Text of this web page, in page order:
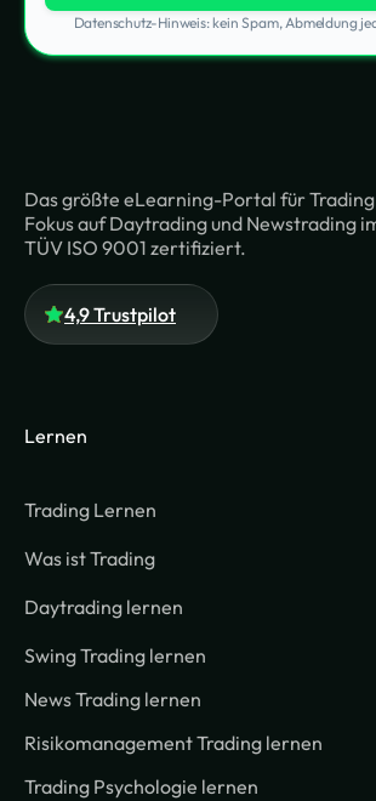
Datenschutz-Hinweis: kein Spam, Abmeldung
Das größte eLearning-Portal für
Fokus auf Daytrading und Newstrading
TÜV ISO 9001 zertifiziert.
4,9 Trustpilot
Lernen
Trading Lernen
Was ist Trading
Daytrading lernen
Swing Trading lernen
News Trading lernen
Risikomanagement Trading lernen
Trading Psychologie lernen